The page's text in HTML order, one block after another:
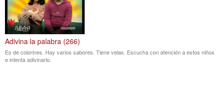
Adivina la palabra (266)
Es de colorines. Hay varios sabores. Tiene velas. Escucha con atención a estos niños
e intenta adivinarlo.